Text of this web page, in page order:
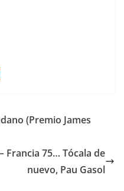
(Premio James
Francia 75… Tócala de
nuevo, Pau Gasol